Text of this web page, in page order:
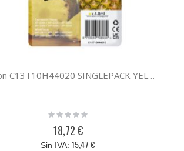
Epson C13T10H44020 SINGLEPACK YELLOW 604XL INK
Rating:
18,72 €
15,47 €